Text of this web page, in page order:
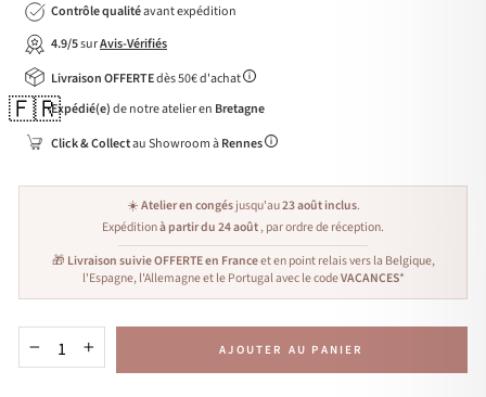
Contrôle qualitéavant expédition
4.9/5surAvis-Vérifiés
Livraison OFFERTEdès 50€ d'achat
🇫🇷Expédié(e)de notre atelier en Bretagne
Click & Collectau Showroom àRennes
☀️Atelier en congésjusqu'au23 août inclus.
Expéditionà partir du 24 août, par ordre de réception.
🎁 Livraison suivie OFFERTE en Franceet en point relais vers la Belgique,
l'Espagne, l'Allemagne et le Portugal avec le codeVACANCES*
+ AJOUTER AU PANIER